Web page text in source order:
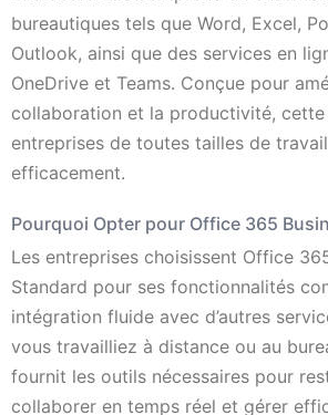
bureautiques tels que Word, Excel,
Outlook, ainsi que des services en
OneDrive et Teams. Conçue pour
collaboration et la productivité,
entreprises de toutes tailles de
efficacement.
Pourquoi Opter pour Office 365
Les entreprises choisissent Office
Standard pour ses fonctionnalités
intégration fluide avec d’autres
vous travailliez à distance ou au
fournit les outils nécessaires pour
collaborer en temps réel et gérer